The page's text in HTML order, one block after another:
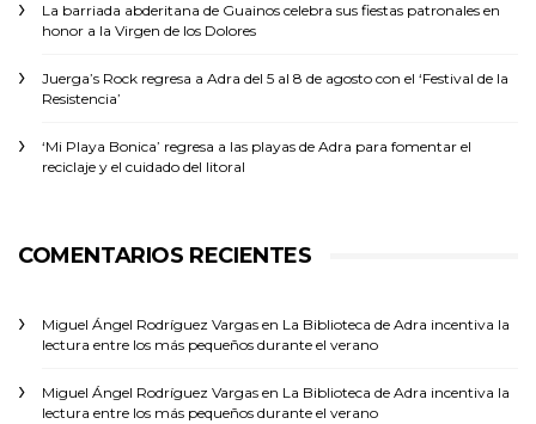
La barriada abderitana de Guainos celebra sus fiestas patronales en
honor a la Virgen de los Dolores
Juerga’s Rock regresa a Adra del 5 al 8 de agosto con el ‘Festival de la
Resistencia’
‘Mi Playa Bonica’ regresa a las playas de Adra para fomentar el
reciclaje y el cuidado del litoral
COMENTARIOS RECIENTES
Miguel Ángel Rodríguez Vargas en La Biblioteca de Adra incentiva la
lectura entre los más pequeños durante el verano
Miguel Ángel Rodríguez Vargas en La Biblioteca de Adra incentiva la
lectura entre los más pequeños durante el verano